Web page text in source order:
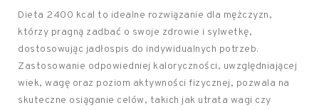
Dieta 2400 kcal to idealne rozwiązanie dla mężczyzn,
którzy pragną zadbać o swoje zdrowie i sylwetkę,
dostosowując jadłospis do indywidualnych potrzeb.
Zastosowanie odpowiedniej kaloryczności, uwzględniającej
wiek, wagę oraz poziom aktywności fizycznej, pozwala na
skuteczne osiąganie celów, takich jak utrata wagi czy